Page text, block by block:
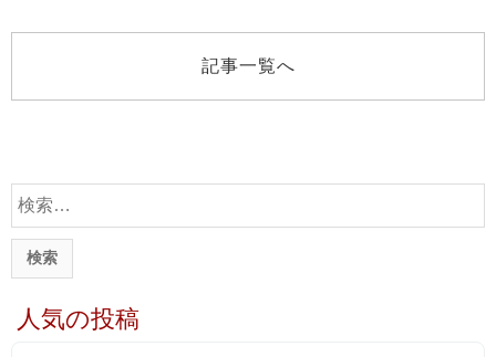
記事一覧へ
検
索
:
人気の投稿